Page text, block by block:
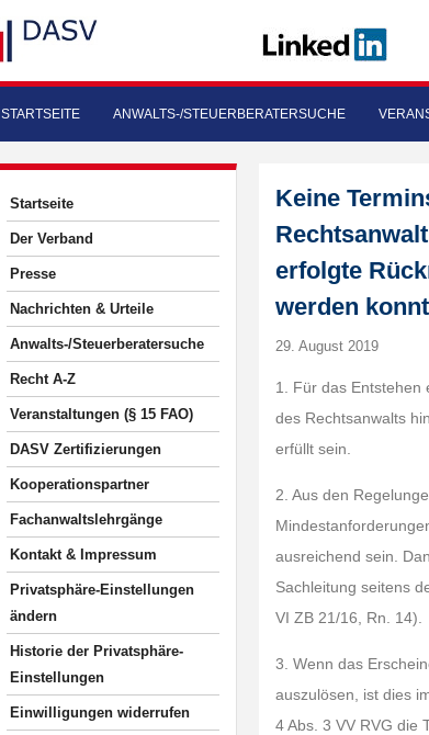
STARTSEITE ANWALTS-/STEUERBERATERSUCHE
Startseite
Der Verband
Presse
Nachrichten & Urteile
Anwalts-/Steuerberatersuche
Recht A-Z
Veranstaltungen (§ 15 FAO)
DASV Zertifizierungen
Kooperationspartner
Fachanwaltslehrgänge
Kontakt & Impressum
Privatsphäre-Einstellungen
ändern
Historie der Privatsphäre-
Einstellungen
Einwilligungen widerrufen
Keine
erfolgte
werden
29. August 2019
1. Für das Entstehen
des Rechtsanwalts
erfüllt sein.
2. Aus den
ausreichend sein.
Sachleitung seitens
VI ZB 21/16, Rn. 14).
3. Wenn das
auszulösen, ist dies
4 Abs. 3 VV RVG die